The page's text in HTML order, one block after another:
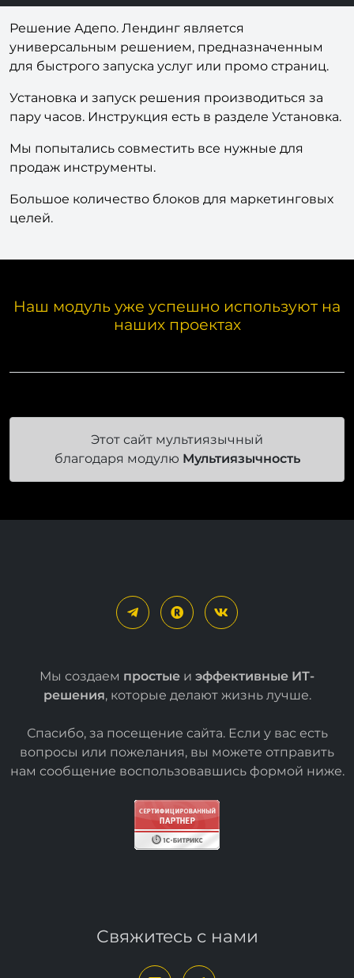
Решение Адепо. Лендинг является
универсальным решением, предназначенным
для быстрого запуска услуг или промо страниц.
Установка и запуск решения производиться за
пару часов. Инструкция есть в разделе Установка.
Мы попытались совместить все нужные для
продаж инструменты.
Большое количество блоков для маркетинговых
целей.
Наш модуль уже успешно используют на
наших проектах
Этот сайт мультиязычный
благодаря модулю Мультиязычность
Мы создаем простые и эффективные ИТ-
решения, которые делают жизнь лучше.
Спасибо, за посещение сайта. Если у вас есть
вопросы или пожелания, вы можете отправить
нам сообщение воспользовавшись формой ниже.
Свяжитесь с нами